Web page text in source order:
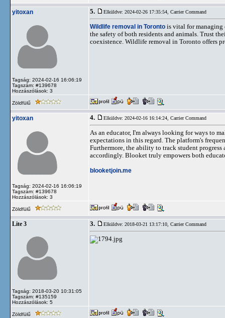
yitoxan
Tagság: 2024-02-16 16:06:19
Tagszám: #139678
Hozzászólások: 3
5. Elküldve: 2024-02-26 17:35:54, Carrier Command
Wildlife removal in Toronto is vital for managing
the safety of both residents and animals. Trust
coexistence. Wildlife removal in Toronto offers
Zöldfülű
yitoxan
Tagság: 2024-02-16 16:06:19
Tagszám: #139678
Hozzászólások: 3
4. Elküldve: 2024-02-16 16:14:24, Carrier Command
As an educator, I'm always looking for ways to
expectations in this regard. The platform's
Furthermore, the ability to track student
accordingly. Blooket truly empowers both
blooketjoin.me
Zöldfülű
Lite 3
Tagság: 2018-03-20 10:31:05
Tagszám: #135159
Hozzászólások: 5
3. Elküldve: 2018-03-21 13:17:10, Carrier Command
Zöldfülű